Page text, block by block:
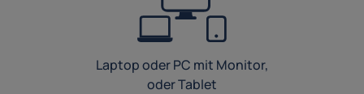
Laptop oder PC mit Monitor,
oder Tablet